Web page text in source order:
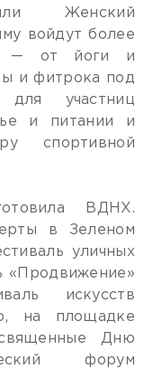
Женский
войдут более
— от йоги и
и фитрока под
участниц
и питании и
спортивной
ВДНХ.
в Зеленом
уличных
«Продвижение»
искусств
на площадке
Дню
форум